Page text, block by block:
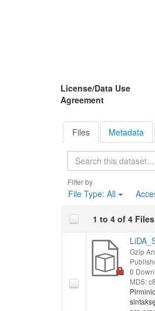
License/Data Use
Agreement
Files Metadata
Filter by
File Type: All
1 to 4 of 4 Files
Gzip
0
MD5: